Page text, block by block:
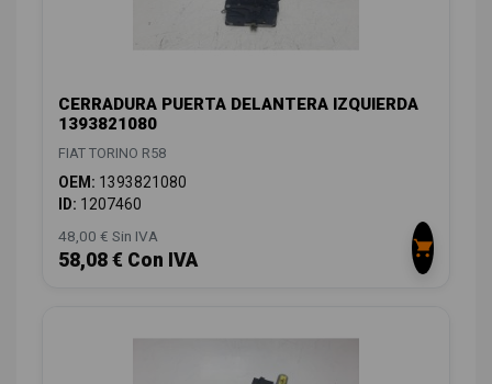
CERRADURA PUERTA DELANTERA IZQUIERDA
1393821080
FIAT TORINO R58
OEM: 1393821080
ID: 1207460
48,00 € Sin IVA
58,08 € Con IVA